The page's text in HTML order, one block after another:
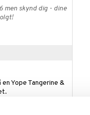
men skynd dig - dine
Yope Tangerine &